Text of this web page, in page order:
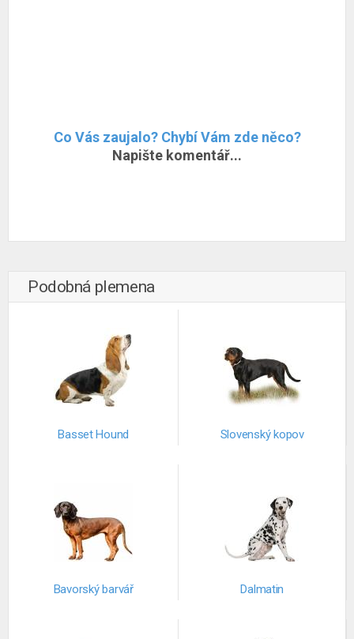
Co Vás zaujalo? Chybí Vám zde něco?
Napište komentář...
Podobná plemena
Basset Hound Slovenský kopov
Bavorský barvář Dalmatin